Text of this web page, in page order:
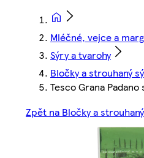
Mléčné, vejce a
Sýry a tvarohy
Bločky a strouhaný
Tesco Grana
Zpět na Bločky a